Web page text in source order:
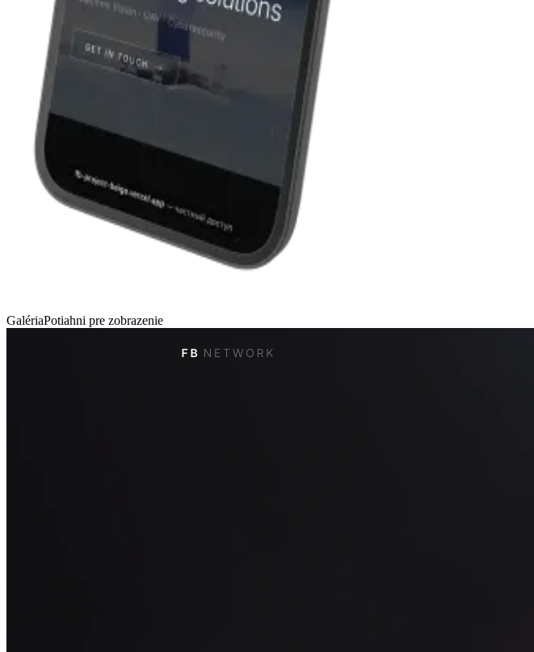
GalériaPotiahni pre zobrazenie